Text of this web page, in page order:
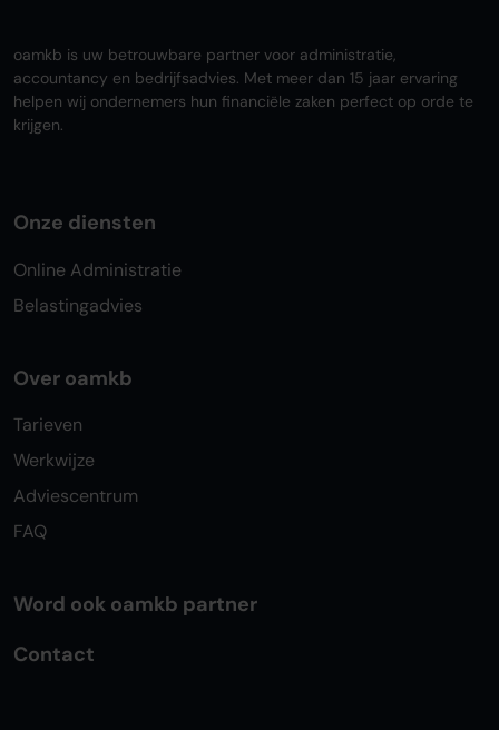
oamkb is uw betrouwbare partner voor administratie,
accountancy en bedrijfsadvies. Met meer dan 15 jaar ervaring
helpen wij ondernemers hun financiële zaken perfect op orde te
krijgen.
Onze diensten
Online Administratie
Belastingadvies
Over oamkb
Tarieven
Werkwijze
Adviescentrum
FAQ
Word ook oamkb partner
Contact